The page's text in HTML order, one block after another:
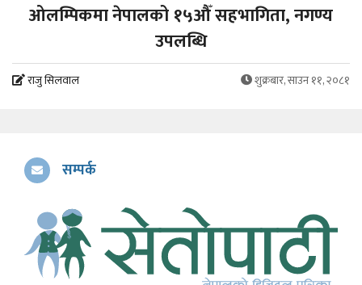
ओलम्पिकमा नेपालको १५औँ सहभागिता, नगण्य
उपलब्धि
राजु सिलवाल शुक्रबार, साउन ११, २०८१
सम्पर्क